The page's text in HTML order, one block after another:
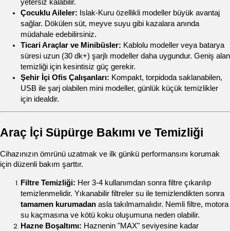
yetersiz kalabilir.
Çocuklu Aileler: Islak-Kuru özellikli modeller büyük avantaj
sağlar. Dökülen süt, meyve suyu gibi kazalara anında
müdahale edebilirsiniz.
Ticari Araçlar ve Minibüsler: Kablolu modeller veya batarya
süresi uzun (30 dk+) şarjlı modeller daha uygundur. Geniş alan
temizliği için kesintisiz güç gerekir.
Şehir İçi Ofis Çalışanları: Kompakt, torpidoda saklanabilen,
USB ile şarj olabilen mini modeller, günlük küçük temizlikler
için idealdir.
Araç İçi Süpürge Bakımı ve Temizliği
Cihazınızın ömrünü uzatmak ve ilk günkü performansını korumak
için düzenli bakım şarttır.
Filtre Temizliği: Her 3-4 kullanımdan sonra filtre çıkarılıp
tamamen kurumadan asla takılmamalıdır. Nemli filtre, motora
su kaçmasına ve kötü koku oluşumuna neden olabilir.
Hazne Boşaltımı: Haznenin "MAX" seviyesine kadar